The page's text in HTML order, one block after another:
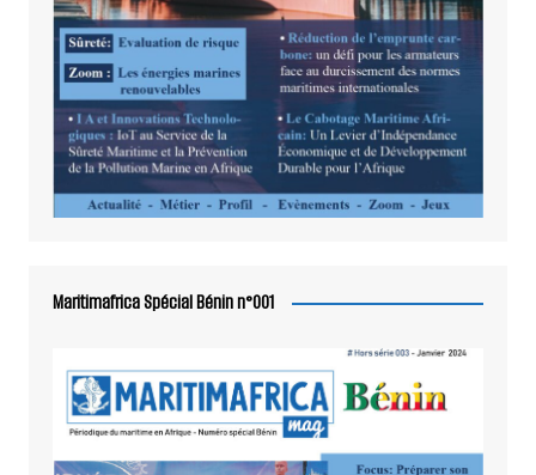
Maritimafrica Spécial Bénin n°001